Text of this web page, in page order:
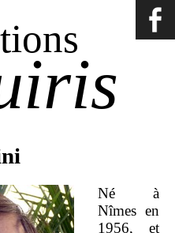
Né à
Nîmes en
1956, et